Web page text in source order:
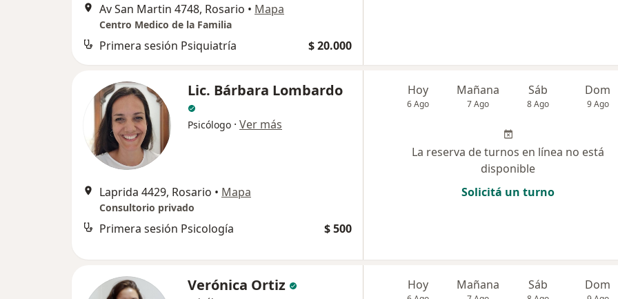
Av San Martin 4748, Rosario • Mapa
Centro Medico de la Familia
Primera sesión Psiquiatría $ 20.000
Lic. Bárbara Lombardo
Psicólogo · Ver más
Laprida 4429, Rosario • Mapa
Consultorio privado
Primera sesión Psicología $ 500
Hoy
6 Ago
Mañana
7 Ago
Sáb
8 Ago
Dom
9 Ago
La reserva de turnos en línea no está
disponible
Solicitá un turno
Verónica Ortiz Hoy Mañana Sáb Dom